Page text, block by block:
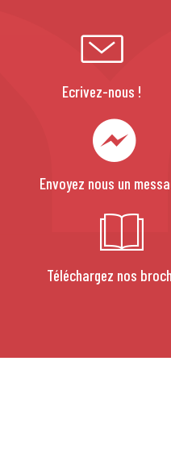
Ecrivez-nous !
Envoyez nous un
Téléchargez nos